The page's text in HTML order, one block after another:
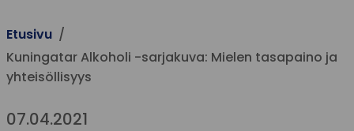
Etusivu
Kuningatar Alkoholi -sarjakuva: Mielen tasapaino ja
yhteisöllisyys
07.04.2021